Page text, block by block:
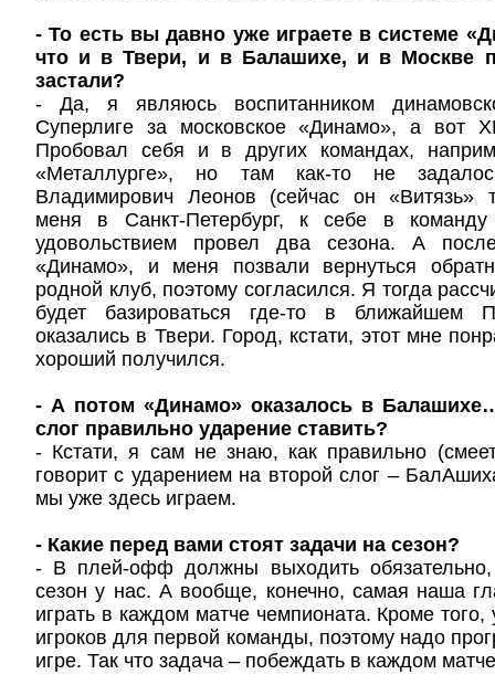
- То есть вы давно уже играете в системе
что и в Твери, и в Балашихе, и в Москве
застали?
- Да, я являюсь воспитанником
Суперлиге за московское «Динамо», а вот
Пробовал себя и в других командах,
«Металлурге», но там как-то не
Владимирович Леонов (сейчас он «Витязь»
меня в Санкт-Петербург, к себе в
удовольствием провел два сезона. А
«Динамо», и меня позвали вернуться
родной клуб, поэтому согласился. Я тогда
будет базироваться где-то в ближайшем
оказались в Твери. Город, кстати, этот мне
хороший получился.
- А потом «Динамо» оказалось в
слог правильно ударение ставить?
- Кстати, я сам не знаю, как правильно
говорит с ударением на второй слог –
мы уже здесь играем.
- Какие перед вами стоят задачи на сезон?
- В плей-офф должны выходить обязательно,
сезон у нас. А вообще, конечно, самая наша
играть в каждом матче чемпионата. Кроме
игроков для первой команды, поэтому надо
игре. Так что задача – побеждать в каждом